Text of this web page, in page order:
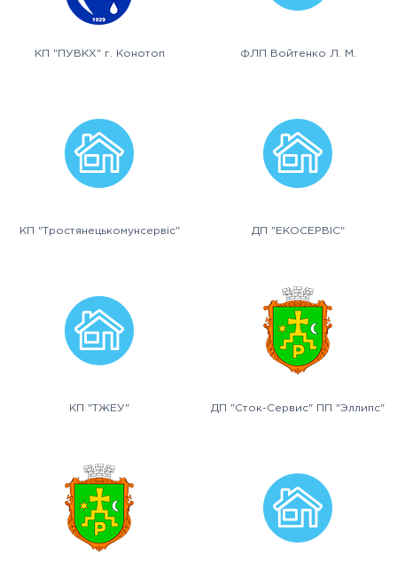
КП "ПУВКХ" г. Конотоп ФЛП Войтенко Л. М.
КП "Тростянецькомунсервіс" ДП "ЕКОСЕРВІС"
КП "ТЖЕУ" ДП "Сток-Сервис" ПП "Эллипс"